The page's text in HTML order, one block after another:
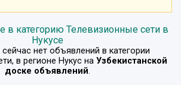
в категорию Телевизионные сети в
Нукусе
нет объявлений в категории
, в регионе Нукусна Узбекистанской
доске объявлений.